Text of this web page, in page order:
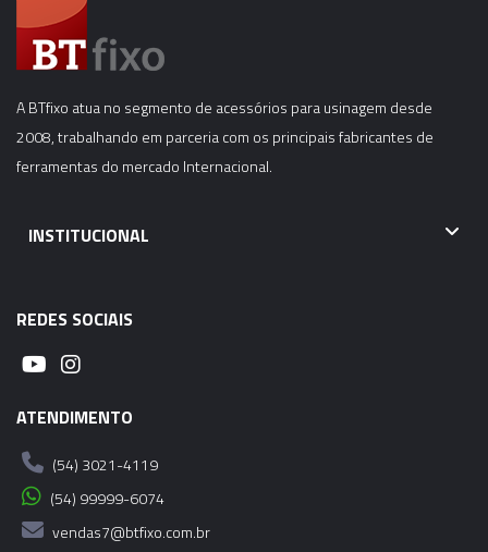
A BTfixo atua no segmento de acessórios para usinagem desde
2008, trabalhando em parceria com os principais fabricantes de
ferramentas do mercado Internacional.
INSTITUCIONAL
REDES SOCIAIS
ATENDIMENTO
(54) 3021-4119
(54) 99999-6074
vendas7@btfixo.com.br